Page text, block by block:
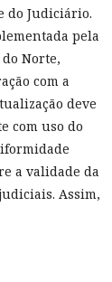
do Judiciário.
pela
Norte,
com a
deve
com uso do
a validade da
Assim,